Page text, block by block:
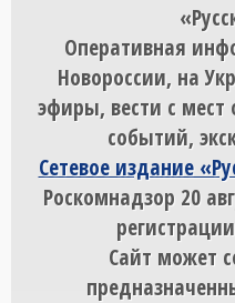
Оперативная
Новороссии, на
эфиры, вести с мест
событий,
Сетевое издание
Роскомнадзор 20
Сайт может